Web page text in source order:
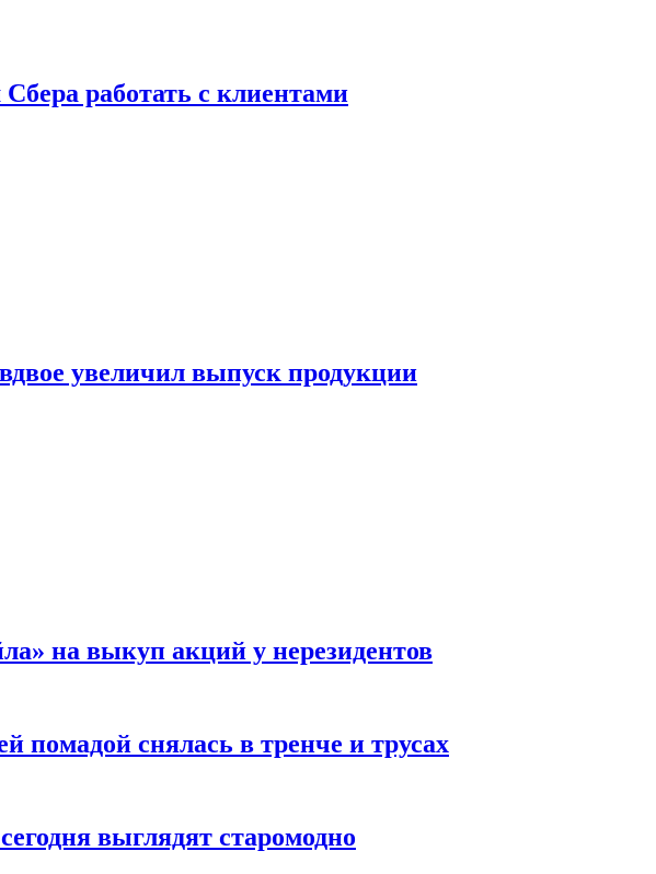
работать с клиентами
увеличил выпуск продукции
на выкуп акций у нерезидентов
помадой снялась в тренче и трусах
выглядят старомодно